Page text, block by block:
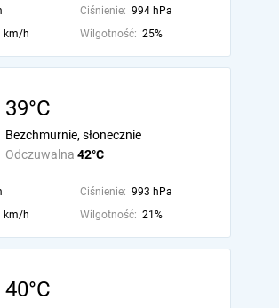
Ciśnienie: 994 hPa
km/h Wilgotność: 25%
39°C
Odczuwalna 42°C
Bezchmurnie, słonecznie
Ciśnienie: 993 hPa
km/h Wilgotność: 21%
40°C